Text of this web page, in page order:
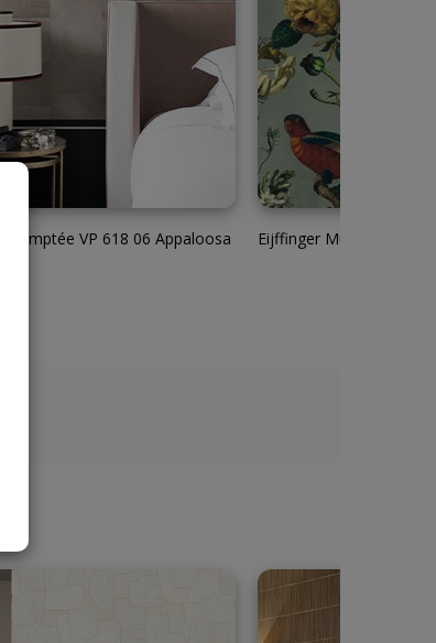
Indomptée VP 618 06 Appaloosa Eijffinger Museum